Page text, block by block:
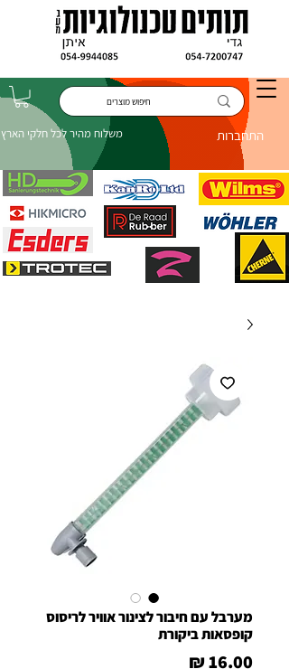
משלוח מהיר לכל חלקי הארץ התחברות
מערבל עם חיבור לצינור אוויר לריסוס
קופסאות ביקורת